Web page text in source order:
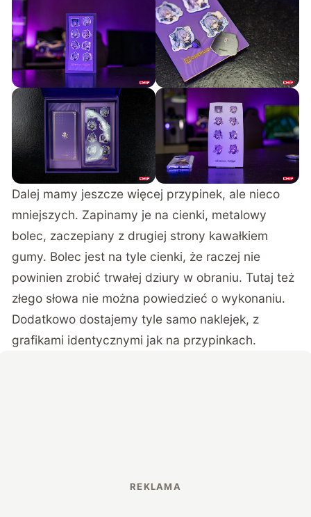
Dalej mamy jeszcze więcej przypinek, ale nieco
mniejszych. Zapinamy je na cienki, metalowy
bolec, zaczepiany z drugiej strony kawałkiem
gumy. Bolec jest na tyle cienki, że raczej nie
powinien zrobić trwałej dziury w obraniu. Tutaj też
złego słowa nie można powiedzieć o wykonaniu.
Dodatkowo dostajemy tyle samo naklejek, z
grafikami identycznymi jak na przypinkach.